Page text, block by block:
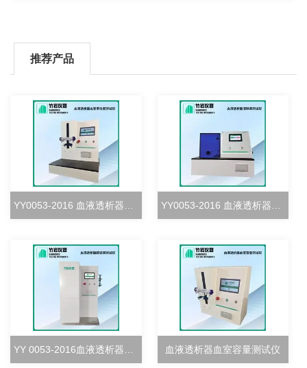
推荐产品
YY0053-2016 血液透析器血室密合度测试仪 YY0053-2016 血液透析器清除率测试仪
YY 0053-2016血液透析器超滤率测试仪 血液透析器血室容量测试仪